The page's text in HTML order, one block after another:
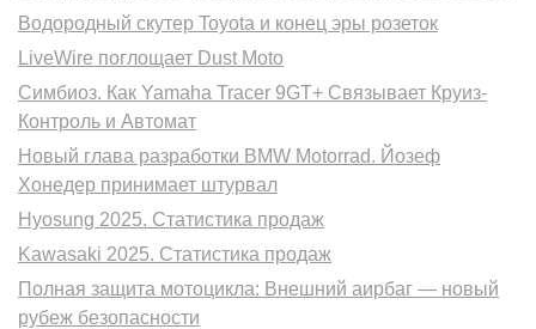
Водородный скутер Toyota и конец эры розеток
LiveWire поглощает Dust Moto
Симбиоз. Как Yamaha Tracer 9GT+ Связывает Круиз-
Контроль и Автомат
Новый глава разработки BMW Motorrad. Йозеф
Хонедер принимает штурвал
Hyosung 2025. Статистика продаж
Kawasaki 2025. Статистика продаж
Полная защита мотоцикла: Внешний аирбаг — новый
рубеж безопасности